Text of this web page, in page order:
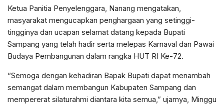
Ketua Panitia Penyelenggara, Nanang mengatakan,
masyarakat mengucapkan penghargaan yang setinggi-
tingginya dan ucapan selamat datang kepada Bupati
Sampang yang telah hadir serta melepas Karnaval dan Pawai
Budaya Pembangunan dalam rangka HUT RI Ke-72.
“Semoga dengan kehadiran Bapak Bupati dapat menambah
semangat dalam membangun Kabupaten Sampang dan
mempererat silaturahmi diantara kita semua,” ujarnya, Minggu